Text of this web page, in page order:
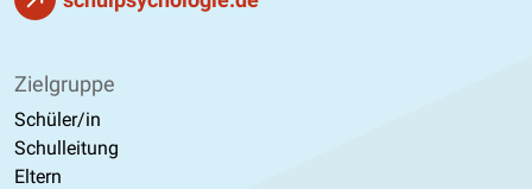
Zielgruppe
Schüler/in
Schulleitung
Eltern